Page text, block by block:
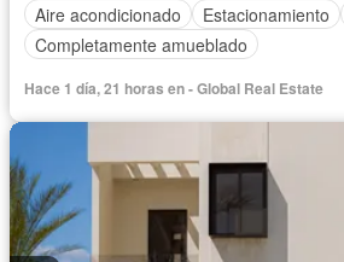
Aire acondicionado
Estacionamiento
Completamente amueblado
Hace 1 día, 21 horas en - Global Real Estate